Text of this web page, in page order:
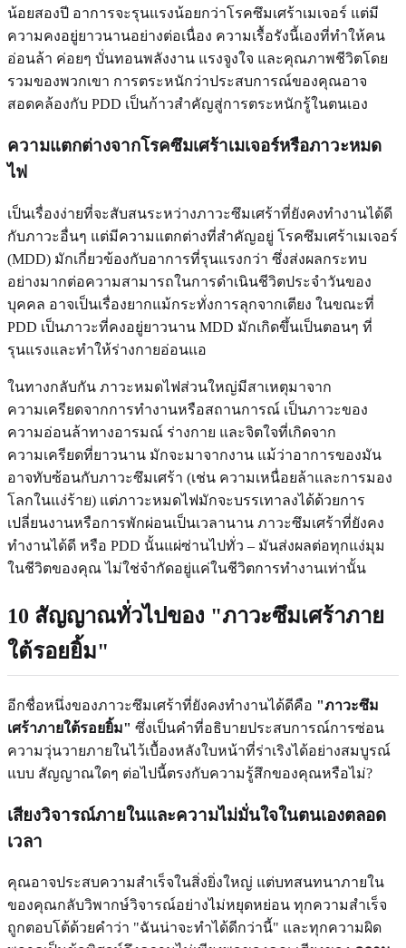
น้อยสองปี อาการจะรุนแรงน้อยกว่าโรคซึมเศร้าเมเจอร์ แต่มี
ความคงอยู่ยาวนานอย่างต่อเนื่อง ความเรื้อรังนี้เองที่ทำให้คน
อ่อนล้า ค่อยๆ บั่นทอนพลังงาน แรงจูงใจ และคุณภาพชีวิตโดย
รวมของพวกเขา การตระหนักว่าประสบการณ์ของคุณอาจ
สอดคล้องกับ PDD เป็นก้าวสำคัญสู่การตระหนักรู้ในตนเอง
ความแตกต่างจากโรคซึมเศร้าเมเจอร์หรือภาวะหมด
ไฟ
เป็นเรื่องง่ายที่จะสับสนระหว่างภาวะซึมเศร้าที่ยังคงทำงานได้ดี
กับภาวะอื่นๆ แต่มีความแตกต่างที่สำคัญอยู่ โรคซึมเศร้าเมเจอร์
(MDD) มักเกี่ยวข้องกับอาการที่รุนแรงกว่า ซึ่งส่งผลกระทบ
อย่างมากต่อความสามารถในการดำเนินชีวิตประจำวันของ
บุคคล อาจเป็นเรื่องยากแม้กระทั่งการลุกจากเตียง ในขณะที่
PDD เป็นภาวะที่คงอยู่ยาวนาน MDD มักเกิดขึ้นเป็นตอนๆ ที่
รุนแรงและทำให้ร่างกายอ่อนแอ
ในทางกลับกัน ภาวะหมดไฟส่วนใหญ่มีสาเหตุมาจาก
ความเครียดจากการทำงานหรือสถานการณ์ เป็นภาวะของ
ความอ่อนล้าทางอารมณ์ ร่างกาย และจิตใจที่เกิดจาก
ความเครียดที่ยาวนาน มักจะมาจากงาน แม้ว่าอาการของมัน
อาจทับซ้อนกับภาวะซึมเศร้า (เช่น ความเหนื่อยล้าและการมอง
โลกในแง่ร้าย) แต่ภาวะหมดไฟมักจะบรรเทาลงได้ด้วยการ
เปลี่ยนงานหรือการพักผ่อนเป็นเวลานาน ภาวะซึมเศร้าที่ยังคง
ทำงานได้ดี หรือ PDD นั้นแผ่ซ่านไปทั่ว – มันส่งผลต่อทุกแง่มุม
ในชีวิตของคุณ ไม่ใช่จำกัดอยู่แค่ในชีวิตการทำงานเท่านั้น
10 สัญญาณทั่วไปของ "ภาวะซึมเศร้าภาย
ใต้รอยยิ้ม"
อีกชื่อหนึ่งของภาวะซึมเศร้าที่ยังคงทำงานได้ดีคือ "ภาวะซึม
เศร้าภายใต้รอยยิ้ม" ซึ่งเป็นคำที่อธิบายประสบการณ์การซ่อน
ความวุ่นวายภายในไว้เบื้องหลังใบหน้าที่ร่าเริงได้อย่างสมบูรณ์
แบบ สัญญาณใดๆ ต่อไปนี้ตรงกับความรู้สึกของคุณหรือไม่?
เสียงวิจารณ์ภายในและความไม่มั่นใจในตนเองตลอด
เวลา
คุณอาจประสบความสำเร็จในสิ่งยิ่งใหญ่ แต่บทสนทนาภายใน
ของคุณกลับวิพากษ์วิจารณ์อย่างไม่หยุดหย่อน ทุกความสำเร็จ
ถูกตอบโต้ด้วยคำว่า "ฉันน่าจะทำได้ดีกว่านี้" และทุกความผิด